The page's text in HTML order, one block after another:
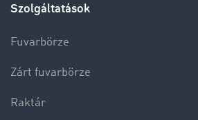
Szolgáltatások
Fuvarbörze
Zárt fuvarbörze
Raktár